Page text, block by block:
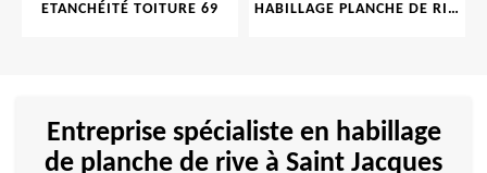
ETANCHÉITÉ TOITURE 69 HABILLAGE PLANCHE DE RIVE 69
Entreprise spécialiste en habillage
de planche de rive à Saint Jacques